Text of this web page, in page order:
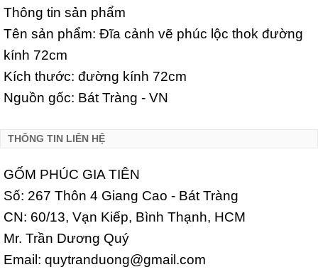
Thông tin sản phẩm
Tên sản phẩm: Đĩa cảnh vẽ phúc lộc thok đường
kính 72cm
Kích thước: đường kính 72cm
Nguồn gốc: Bát Tràng - VN
THÔNG TIN LIÊN HỆ
GỐM PHÚC GIA TIÊN
Số: 267 Thôn 4 Giang Cao - Bát Tràng
CN: 60/13, Vạn Kiếp, Bình Thạnh, HCM
Mr. Trần Dương Quý
Email: quytranduong@gmail.com